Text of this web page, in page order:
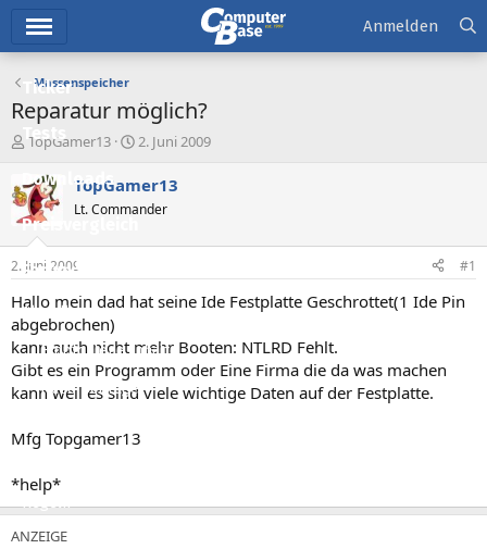
Ticker
Tests
Downloads
Preisvergleich
Forum
Aktuelles
Empfohlene Inhalte
Neue Beiträge
Regeln
Anmelden
Massenspeicher
Reparatur möglich?
E
s
t
e
e
r
TopGamer13
E
s
e
t
a
2. Juni 2009
TopGamer13
Lt. Commander
2. Juni 2009 #1
Hallo mein dad hat seine Ide Festplatte Geschrottet(1 Ide Pin
abgebrochen)
kann auch nicht mehr Booten: NTLRD Fehlt.
Gibt es ein Programm oder Eine Firma die da was machen
kann weil es sind viele wichtige Daten auf der Festplatte.
Mfg Topgamer13
*help*